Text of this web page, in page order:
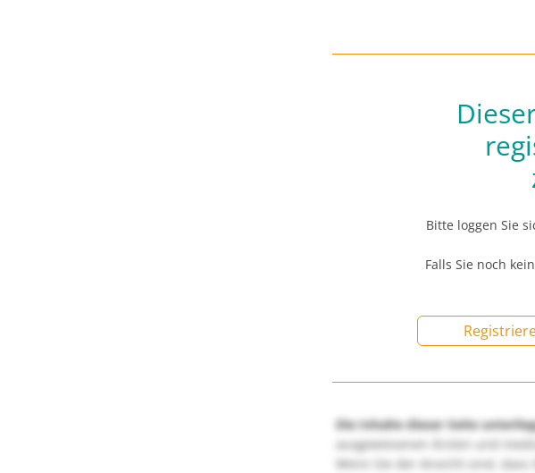
Bitte loggen Sie
Falls Sie noch
Die Inhalte dieser Seite
ausgewiesenen Ärzten und
Wenn Sie der Ansicht sind,